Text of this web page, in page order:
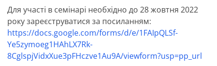
Для участі в семінарі необхідно до 28 жовтня 2022
року зареєструватися за посиланням:
https://docs.google.com/forms/d/e/1FAIpQLSf-
Ye5zymoeg1HAhLX7Rk-
8CglspjVidxXue3pFHczve1Au9A/viewform?usp=pp_url